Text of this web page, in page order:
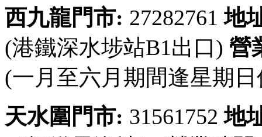
西九龍門市: 27282761地
(港鐵深水埗站B1出口) 營
(一月至六月期間逢星期
天水圍門市: 31561752地